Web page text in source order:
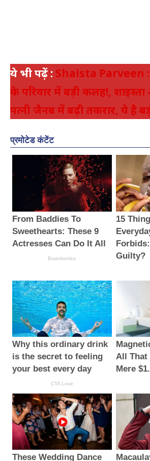
ये भी पढ़ें : Shaista Parveen
के परिवार में बड़ी कलह!,
पत्नी जैनब में बढ़ी तकरार, ये है